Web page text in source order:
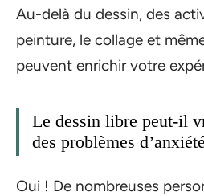
Au-delà du dessin, des
peinture, le collage et
peuvent enrichir votre
Le dessin libre peut-il
des problèmes
Oui ! De nombreuses